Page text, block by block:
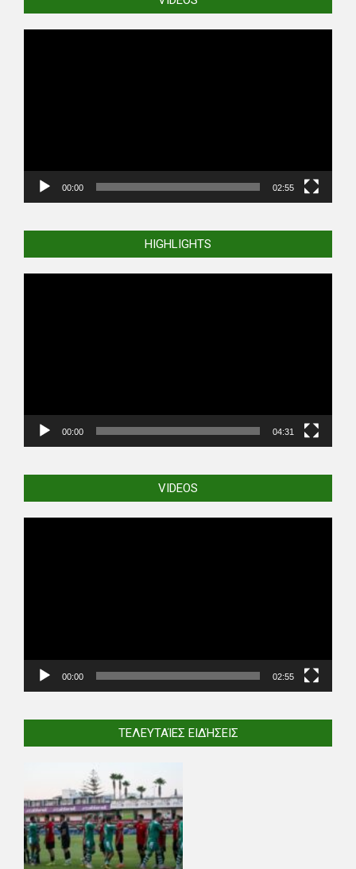
00:00 02:55
HIGHLIGHTS
00:00 04:31
VIDEOS
00:00 02:55
ΤΕΛΕΥΤΑΊΕΣ ΕΙΔΉΣΕΙΣ